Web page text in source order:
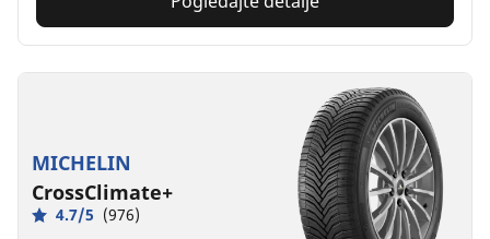
MICHELIN
CrossClimate+
4.7/5 (976)